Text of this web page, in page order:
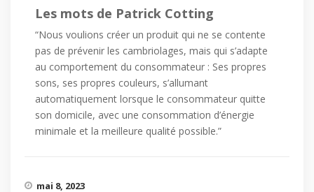
Les mots de Patrick Cotting
“Nous voulions créer un produit qui ne se contente
pas de prévenir les cambriolages, mais qui s’adapte
au comportement du consommateur : Ses propres
sons, ses propres couleurs, s’allumant
automatiquement lorsque le consommateur quitte
son domicile, avec une consommation d’énergie
minimale et la meilleure qualité possible.”
mai 8, 2023